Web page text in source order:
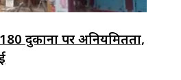
दुकानों पर अनियमितता,